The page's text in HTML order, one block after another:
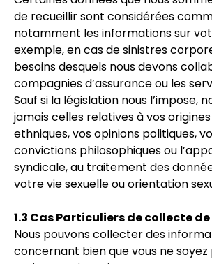
de recueillir sont considérées
notamment les informations sur
exemple, en cas de sinistres
besoins desquels nous devons
compagnies d’assurance ou les
Sauf si la législation nous l’impose,
jamais celles relatives à vos
ethniques, vos opinions politiques,
convictions philosophiques ou
syndicale, au traitement des
votre vie sexuelle ou orientation
1.3 Cas Particuliers de collecte
Nous pouvons collecter des
concernant bien que vous ne